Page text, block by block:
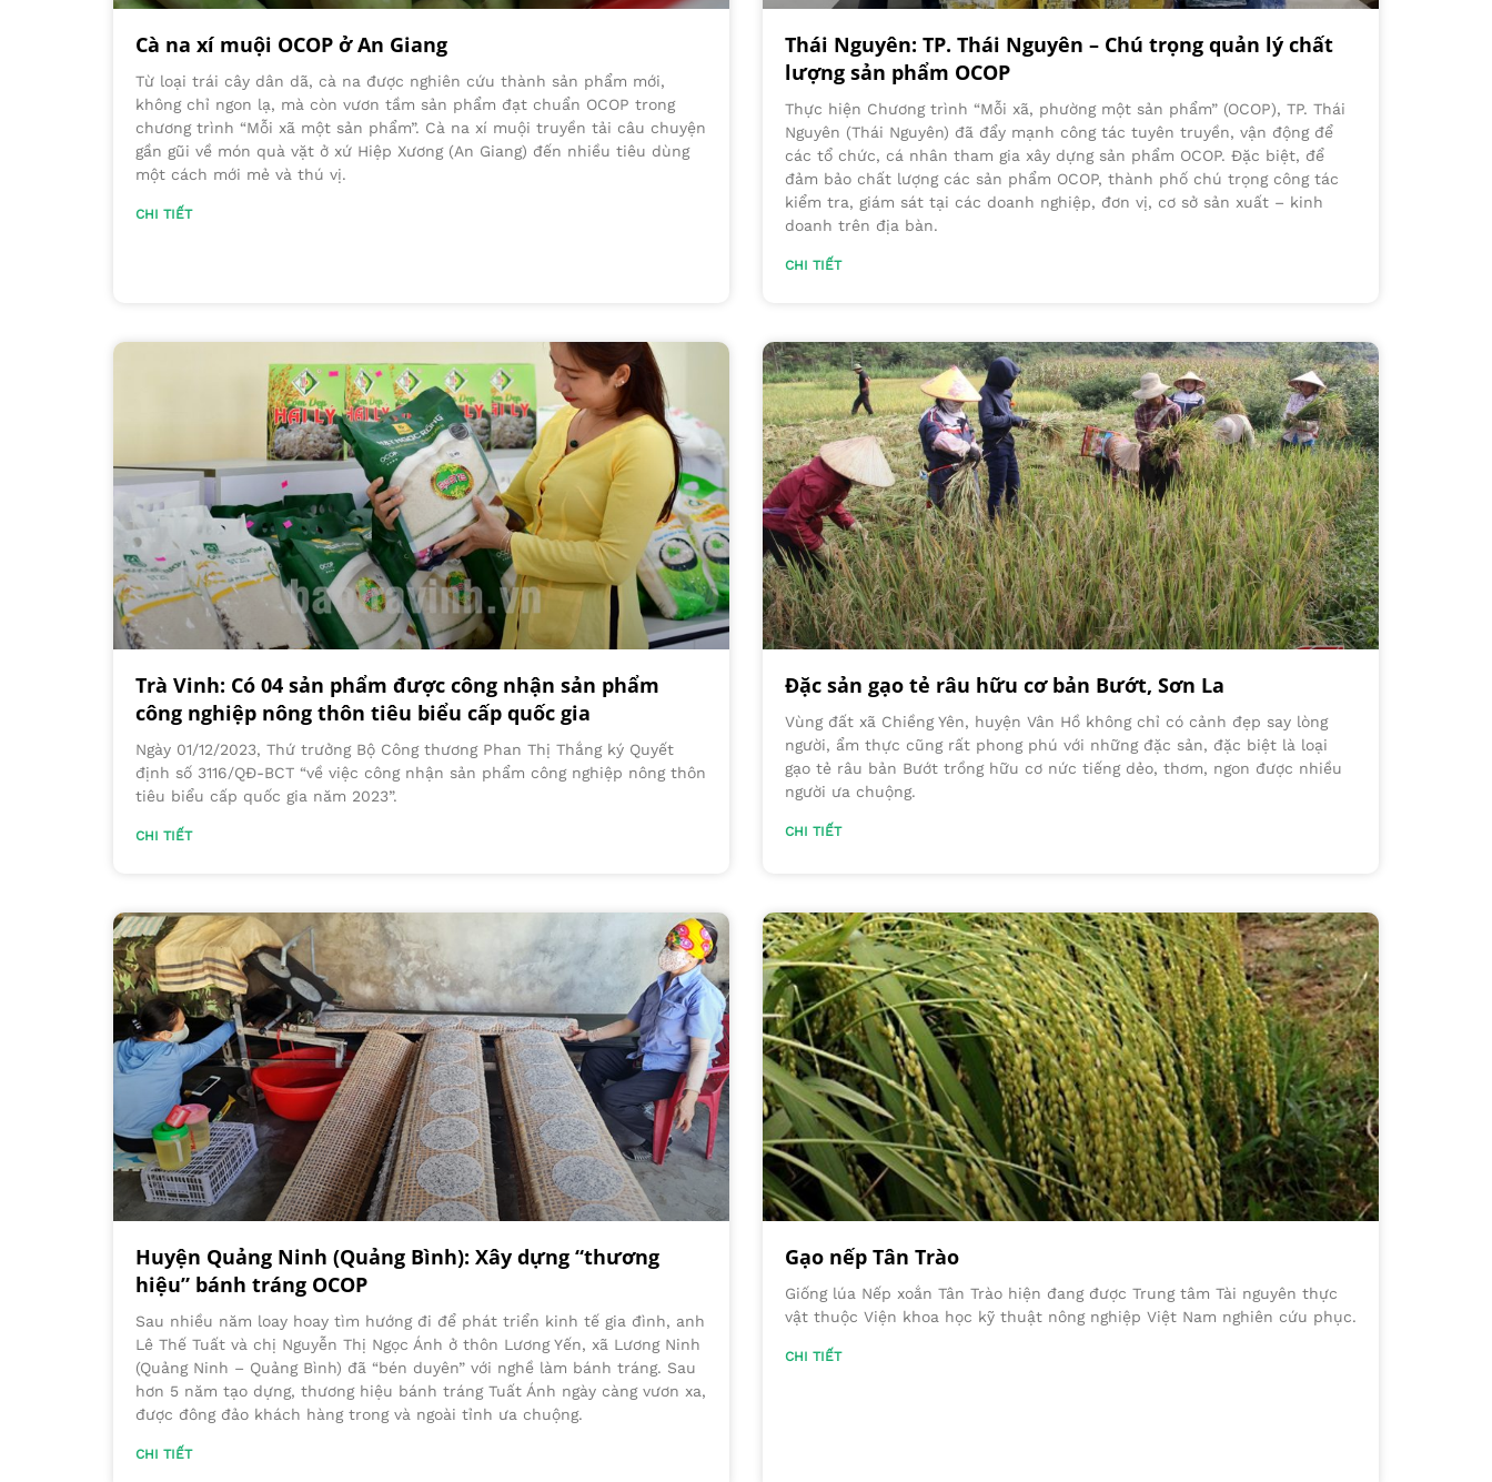
Cà na xí muội OCOP ở An Giang
Từ loại trái cây dân dã, cà na được nghiên cứu thành sản phẩm mới,
không chỉ ngon lạ, mà còn vươn tầm sản phẩm đạt chuẩn OCOP trong
chương trình “Mỗi xã một sản phẩm”. Cà na xí muội truyền tải câu chuyện
gần gũi về món quà vặt ở xứ Hiệp Xương (An Giang) đến nhiều tiêu dùng
một cách mới mẻ và thú vị.
CHI TIẾT
Thái Nguyên: TP. Thái Nguyên – Chú trọng quản lý chất
lượng sản phẩm OCOP
Thực hiện Chương trình “Mỗi xã, phường một sản phẩm” (OCOP), TP. Thái
Nguyên (Thái Nguyên) đã đẩy mạnh công tác tuyên truyền, vận động để
các tổ chức, cá nhân tham gia xây dựng sản phẩm OCOP. Đặc biệt, để
đảm bảo chất lượng các sản phẩm OCOP, thành phố chú trọng công tác
kiểm tra, giám sát tại các doanh nghiệp, đơn vị, cơ sở sản xuất – kinh
doanh trên địa bàn.
CHI TIẾT
Trà Vinh: Có 04 sản phẩm được công nhận sản phẩm
công nghiệp nông thôn tiêu biểu cấp quốc gia
Ngày 01/12/2023, Thứ trưởng Bộ Công thương Phan Thị Thắng ký Quyết
định số 3116/QĐ-BCT “về việc công nhận sản phẩm công nghiệp nông thôn
tiêu biểu cấp quốc gia năm 2023”.
CHI TIẾT
Đặc sản gạo tẻ râu hữu cơ bản Bướt, Sơn La
Vùng đất xã Chiềng Yên, huyện Vân Hồ không chỉ có cảnh đẹp say lòng
người, ẩm thực cũng rất phong phú với những đặc sản, đặc biệt là loại
gạo tẻ râu bản Bướt trồng hữu cơ nức tiếng dẻo, thơm, ngon được nhiều
người ưa chuộng.
CHI TIẾT
Huyện Quảng Ninh (Quảng Bình): Xây dựng “thương
hiệu” bánh tráng OCOP
Sau nhiều năm loay hoay tìm hướng đi để phát triển kinh tế gia đình, anh
Lê Thế Tuất và chị Nguyễn Thị Ngọc Ánh ở thôn Lương Yến, xã Lương Ninh
(Quảng Ninh – Quảng Bình) đã “bén duyên” với nghề làm bánh tráng. Sau
hơn 5 năm tạo dựng, thương hiệu bánh tráng Tuất Ánh ngày càng vươn xa,
được đông đảo khách hàng trong và ngoài tỉnh ưa chuộng.
CHI TIẾT
Gạo nếp Tân Trào
Giống lúa Nếp xoắn Tân Trào hiện đang được Trung tâm Tài nguyên thực
vật thuộc Viện khoa học kỹ thuật nông nghiệp Việt Nam nghiên cứu phục.
CHI TIẾT